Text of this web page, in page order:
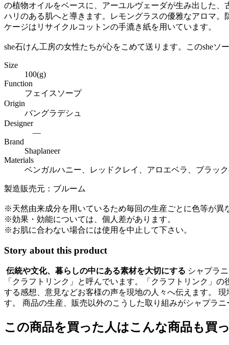
の植物オイルをベースに、アーユルヴェーダが生み出した
ハリのある肌へと導きます。レモングラスの優雅なアロマ。
ケージはリサイクルコットンの手漉き紙を用いています。
she石けん工房の女性たちが心をこめて送ります。このsheソ
Size
100(g)
Function
フェイスソープ
Origin
バングラデシュ
Designer
―
Brand
Shaplaneer
Materials
ベンガルハニー、レッドクレイ、アロエベラ、ブラッ
製造販売元：ブルーム
※天然由来成分を用いているため毎回の生産ごとに色等が異
※効果・効能については、個人差があります。
※お肌に合わない場合には使用を中止して下さい。
Story about this product
伝統や文化、暮らしの中にある素材を大切にする シャプラ
「クラフトリンク」と呼んでいます。「クラフトリンク」
する感想、意見などお客様の声を現地の人々へ伝えます。
す。 商品の生産、販売以外のこうした取り組みがシャプラニ
この商品を買った人はこんな商品も買